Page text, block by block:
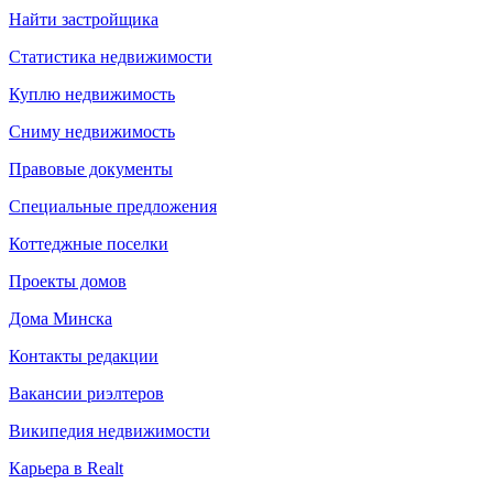
Найти застройщика
Статистика недвижимости
Куплю недвижимость
Сниму недвижимость
Правовые документы
Специальные предложения
Коттеджные поселки
Проекты домов
Дома Минска
Контакты редакции
Вакансии риэлтеров
Википедия недвижимости
Карьера в Realt